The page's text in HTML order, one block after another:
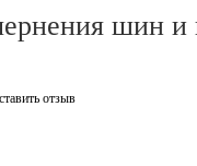
шин и
отзыв